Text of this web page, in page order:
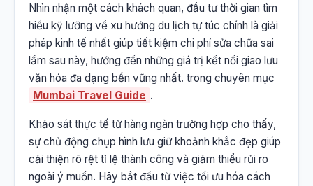
Nhìn nhận một cách khách quan, đầu tư thời gian tìm
hiểu kỹ lưỡng về xu hướng du lịch tự túc chính là giải
pháp kinh tế nhất giúp tiết kiệm chi phí sửa chữa sai
lầm sau này, hướng đến những giá trị kết nối giao lưu
văn hóa đa dạng bền vững nhất. trong chuyên mục
Mumbai Travel Guide .
Khảo sát thực tế từ hàng ngàn trường hợp cho thấy,
sự chủ động chụp hình lưu giữ khoảnh khắc đẹp giúp
cải thiện rõ rệt tỉ lệ thành công và giảm thiểu rủi ro
ngoài ý muốn. Hãy bắt đầu từ việc tối ưu hóa cách